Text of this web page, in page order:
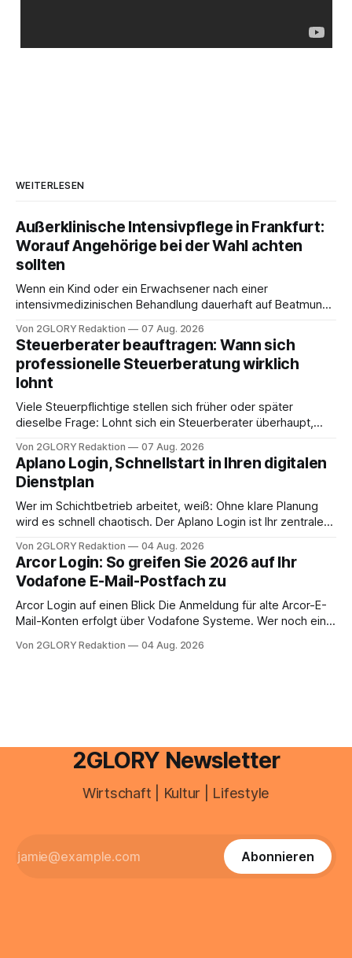
WEITERLESEN
Außerklinische Intensivpflege in Frankfurt:
Worauf Angehörige bei der Wahl achten
sollten
Wenn ein Kind oder ein Erwachsener nach einer
intensivmedizinischen Behandlung dauerhaft auf Beatmung
angewiesen ist, stellt sich für Familien eine schwierige
Frage: Muss die Versorgung dauerhaft in der Klinik bleiben –
oder ist ein Leben zu Hause möglich? Die außerklinische
Intensivpflege bietet genau diese Alternative: Sie
Von 2GLORY Redaktion 07 Aug. 2026
Steuerberater beauftragen: Wann sich
professionelle Steuerberatung wirklich
lohnt
Viele Steuerpflichtige stellen sich früher oder später
dieselbe Frage: Lohnt sich ein Steuerberater überhaupt,
erledigen? Die kurze Antwort: Bei einfachen
Einkommensverhältnissen reicht häufig eine Steuersoftware
aus – sobald jedoch mehrere Einkunftsarten
zusammentreffen oder größere finanzielle Veränderungen
anstehen, zahlt sich professionelle Unterstützung meist
Von 2GLORY Redaktion 07 Aug. 2026
Aplano Login, Schnellstart in Ihren digitalen
Dienstplan
Wer im Schichtbetrieb arbeitet, weiß: Ohne klare Planung
wird es schnell chaotisch. Der Aplano Login ist Ihr zentraler
abwesenheiten und die gesamte kommunikation rund um
Ihr personal digital zu organisieren. In diesem Leitfaden
erfahren Sie alles, was Sie für einen reibungslosen Einstieg
brauchen, von der Registrierung
Von 2GLORY Redaktion 04 Aug. 2026
Arcor Login: So greifen Sie 2026 auf Ihr
Vodafone E-Mail-Postfach zu
Arcor Login auf einen Blick Die Anmeldung für alte Arcor-E-
Mail-Konten erfolgt über Vodafone Systeme. Wer noch eine
besitzt, loggt sich heute über das Vodafone E-Mail & Cloud
Von 2GLORY Redaktion 04 Aug. 2026
2GLORY Newsletter
Wirtschaft | Kultur | Lifestyle
Abonnieren